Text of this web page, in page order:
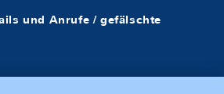
und Anrufe / gefälschte